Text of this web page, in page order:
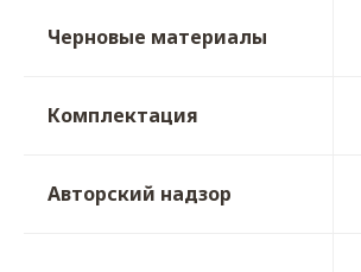
Черновые материалы
Комплектация
Авторский надзор